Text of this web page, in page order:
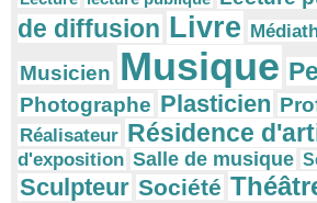
de diffusion Livre
Musicien Musique
Photographe Plasticien
Réalisateur Résidence
d'exposition Salle de musique
Sculpteur Société